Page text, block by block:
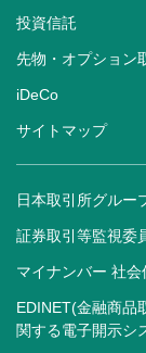
投資信託
先物・オプション
iDeCo
サイトマップ
日本取引所グルー
証券取引等監視委
マイナンバー 社
EDINET(金融商品
関する電子開示シ